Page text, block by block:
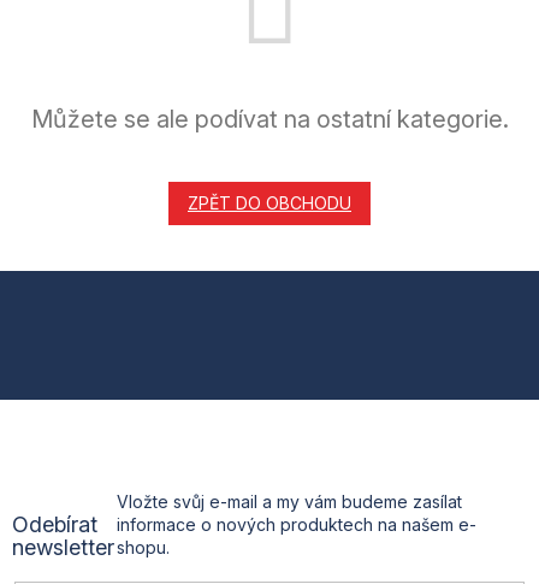
Můžete se ale podívat na ostatní kategorie.
ZPĚT DO OBCHODU
p
Odebírat
newsletter
Vložte svůj e-mail a my vám budeme zasílat
informace o nových produktech na našem e-
shopu.